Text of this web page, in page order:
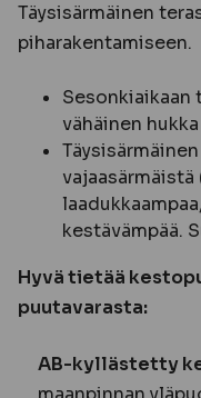
Täysisärmäinen
piharakentamiseen.
Sesonkiaikaan
vähäinen hukka
kestävämpää.
Hyvä tietää
puutavarasta:
AB-kyllästetty